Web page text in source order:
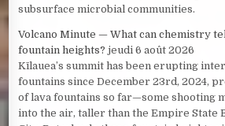
subsurface microbial communities.
Volcano Minute — What can chemistry
fountain heights? jeudi 6 août 2026
Kīlauea’s summit has been erupting
fountains since December 23rd, 2024,
of lava fountains so far—some shooting
into the air, taller than the Empire State